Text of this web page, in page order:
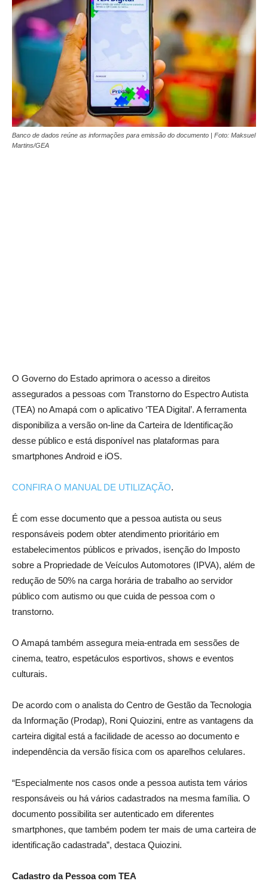
Banco de dados reúne as informações para emissão do documento | Foto: Maksuel
Martins/GEA
O Governo do Estado aprimora o acesso a direitos
assegurados a pessoas com Transtorno do Espectro Autista
(TEA) no Amapá com o aplicativo ‘TEA Digital’. A ferramenta
disponibiliza a versão on-line da Carteira de Identificação
desse público e está disponível nas plataformas para
smartphones Android e iOS.
CONFIRA O MANUAL DE UTILIZAÇÃO.
É com esse documento que a pessoa autista ou seus
responsáveis podem obter atendimento prioritário em
estabelecimentos públicos e privados, isenção do Imposto
sobre a Propriedade de Veículos Automotores (IPVA), além de
redução de 50% na carga horária de trabalho ao servidor
público com autismo ou que cuida de pessoa com o
transtorno.
O Amapá também assegura meia-entrada em sessões de
cinema, teatro, espetáculos esportivos, shows e eventos
culturais.
De acordo com o analista do Centro de Gestão da Tecnologia
da Informação (Prodap), Roni Quiozini, entre as vantagens da
carteira digital está a facilidade de acesso ao documento e
independência da versão física com os aparelhos celulares.
“Especialmente nos casos onde a pessoa autista tem vários
responsáveis ou há vários cadastrados na mesma família. O
documento possibilita ser autenticado em diferentes
smartphones, que também podem ter mais de uma carteira de
identificação cadastrada”, destaca Quiozini.
Cadastro da Pessoa com TEA